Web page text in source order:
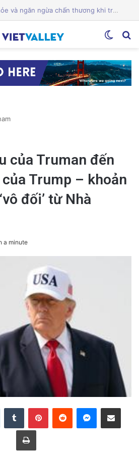
Điện Ảnh Bùng Nổ Cảm Xúc: Tại Sao Hollywood Đang Đón Nhận Tình Dục Một Cách Mạnh Mẽ?
của Truman đến
của Trump – khoản
đối’ từ Nhà
a minute
LinkedInTumblr PinterestReddit Messenger
Share via Email
Print